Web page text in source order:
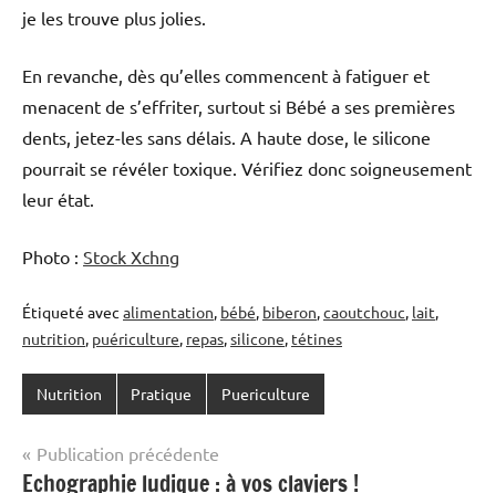
je les trouve plus jolies.
En revanche, dès qu’elles commencent à fatiguer et
menacent de s’effriter, surtout si Bébé a ses premières
dents, jetez-les sans délais. A haute dose, le silicone
pourrait se révéler toxique. Vérifiez donc soigneusement
leur état.
Photo : Stock Xchng
Étiqueté avec alimentation, bébé, biberon,caoutchouc, lait,
nutrition, puériculture, repas,silicone, tétines
Nutrition Pratique Puericulture
Navigation
Publication précédente
Echographie ludique : à vos claviers !